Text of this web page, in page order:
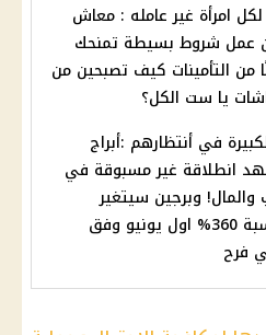
امرأة غير عامله : معاش
عمل شروط بسيطة تمنحك
من التأمينات كيف تصبحين من
يا ست الكل؟
في أنتظارهم :أبراج
انطلاقة غير مسبوقة في
والمال! وبرجين سيتغير
مصيرهم بنسبة 360% اول يونيو وفق
فرح